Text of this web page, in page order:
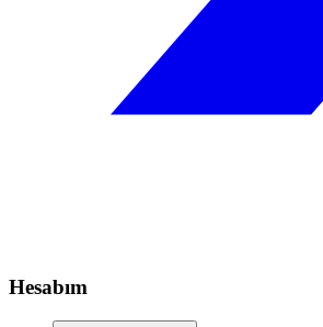
Hesabım